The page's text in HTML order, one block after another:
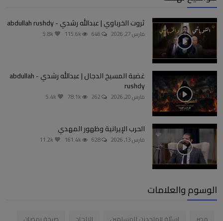
ثروت الخرباوي | عبدالله رشدي - abdullah rushdy
مارس 27, 2026
غضبة المسيخ الدجال | عبدالله رشدي - abdullah
rushdy
مارس 20, 2026
الحرب الإيرانية وظهور المهدي
مارس 13, 2026
الوسوم والعلامات